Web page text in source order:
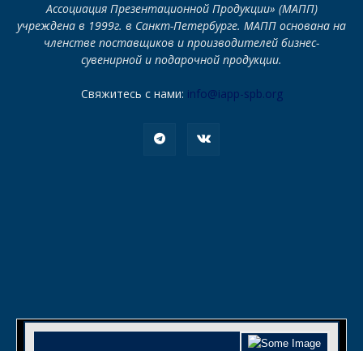
Ассоциация Презентационной Продукции» (МАПП)
учреждена в 1999г. в Санкт-Петербурге. МАПП основана на
членстве поставщиков и производителей бизнес-
сувенирной и подарочной продукции.
Свяжитесь с нами: info@iapp-spb.org